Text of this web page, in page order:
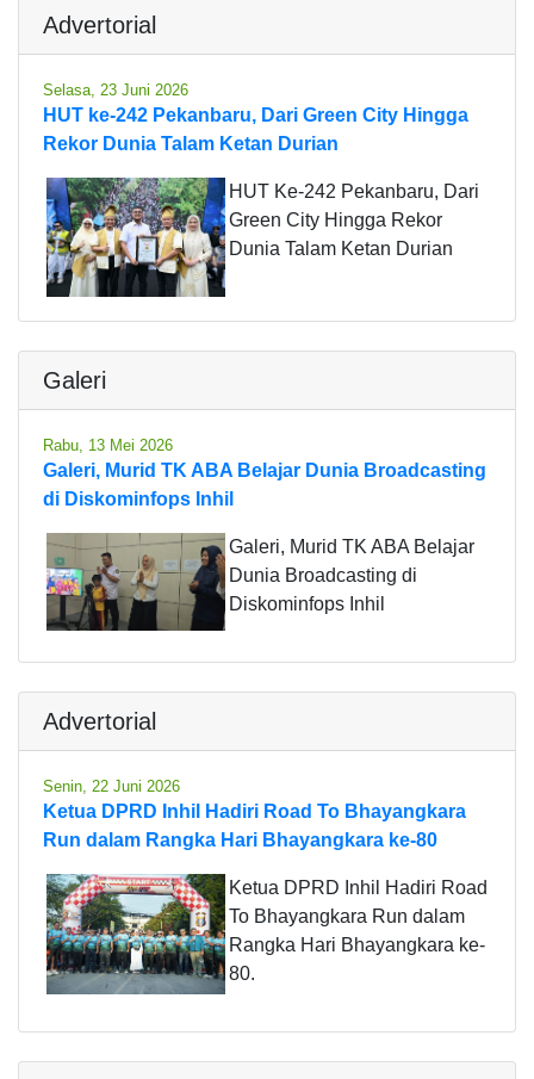
Advertorial
Selasa, 23 Juni 2026
HUT ke-242 Pekanbaru, Dari Green City Hingga
Rekor Dunia Talam Ketan Durian
HUT Ke-242 Pekanbaru, Dari
Green City Hingga Rekor
Dunia Talam Ketan Durian
Galeri
Rabu, 13 Mei 2026
Galeri, Murid TK ABA Belajar Dunia Broadcasting
di Diskominfops Inhil
Galeri, Murid TK ABA Belajar
Dunia Broadcasting di
Diskominfops Inhil
Advertorial
Senin, 22 Juni 2026
Ketua DPRD Inhil Hadiri Road To Bhayangkara
Run dalam Rangka Hari Bhayangkara ke-80
Ketua DPRD Inhil Hadiri Road
To Bhayangkara Run dalam
Rangka Hari Bhayangkara ke-
80.